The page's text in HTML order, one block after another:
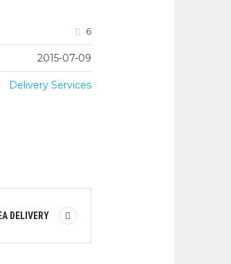
6
2015-07-09
Delivery Services
DELIVERY